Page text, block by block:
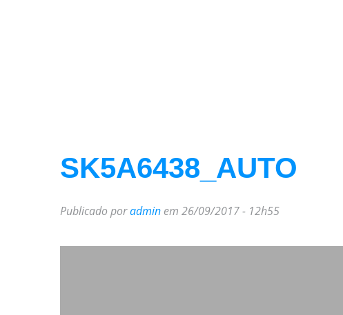
SK5A6438_AUTO
Publicado poradmin em 26/09/2017 - 12h55